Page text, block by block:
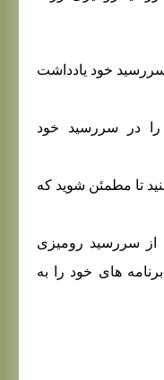
سررسید خود یادداشت
را در سررسید خود
تا مطمئن شوید که
از سررسید رومیزی
های خود را به